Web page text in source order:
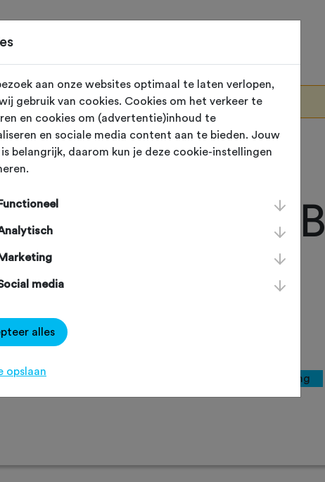
op 16-3-2025.
Gieten (Drenthe)
Gieten MTB
Agenda
Verzorging
aan onze websites optimaal te laten verlopen,
gebruik van cookies. Cookies om het verkeer te
en cookies om (advertentie)inhoud te
en sociale media content aan te bieden. Jouw
belangrijk, daarom kun je deze cookie-instellingen
Functioneel
Marketing
media
alles
opslaan